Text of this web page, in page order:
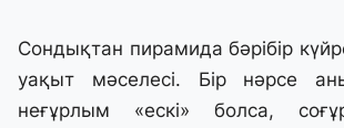
Сондықтан пирамида бәрібір
уақыт мәселесі. Бір нәрсе
неғұрлым «ескі» болса,